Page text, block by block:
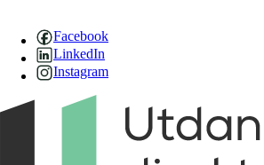
Facebook
LinkedIn
Instagram